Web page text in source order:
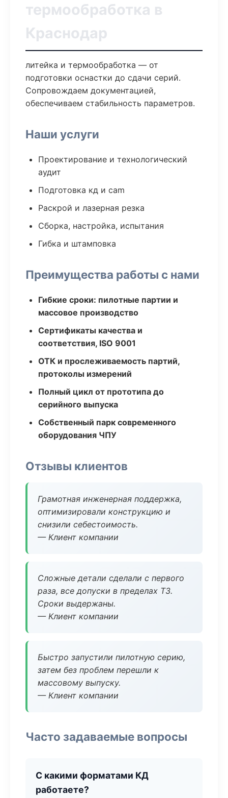
термообработка в
Краснодар
литейка и термообработка — от
подготовки оснастки до сдачи серий.
Сопровождаем документацией,
обеспечиваем стабильность параметров.
Наши услуги
Проектирование и технологический
аудит
Подготовка кд и cam
Раскрой и лазерная резка
Сборка, настройка, испытания
Гибка и штамповка
Преимущества работы с нами
Гибкие сроки: пилотные партии и
массовое производство
Сертификаты качества и
соответствия, ISO 9001
ОТК и прослеживаемость партий,
протоколы измерений
Полный цикл от прототипа до
серийного выпуска
Собственный парк современного
оборудования ЧПУ
Отзывы клиентов
Грамотная инженерная поддержка,
оптимизировали конструкцию и
снизили себестоимость.
— Клиент компании
Сложные детали сделали с первого
раза, все допуски в пределах ТЗ.
Сроки выдержаны.
— Клиент компании
Быстро запустили пилотную серию,
затем без проблем перешли к
массовому выпуску.
— Клиент компании
Часто задаваемые вопросы
С какими форматами КД
работаете?